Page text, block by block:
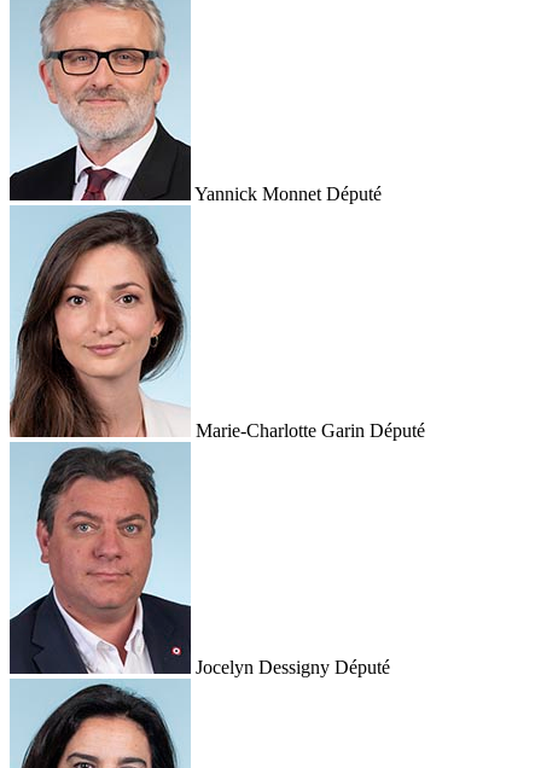
Yannick Monnet Député
Marie-Charlotte Garin Député
Jocelyn Dessigny Député